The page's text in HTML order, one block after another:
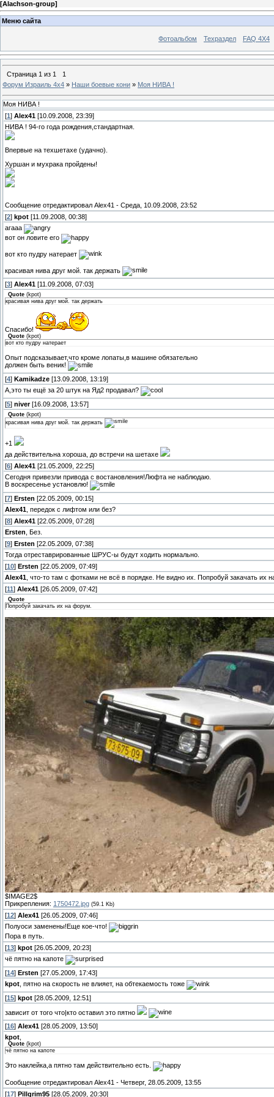
[Alachson-group]
Меню сайта
Фотоальбом Техраздел FAQ 4X4
Страница 1 из 1
1
Форум Израиль 4х4 » Наши боевые кони » Моя НИВА !
Моя НИВА !
[1] Alex41 [10.09.2008, 23:39]
НИВА ! 94-го года рождения,стандартная.
Впервые на техшетахе (удачно).
Хуршан и мухрака пройдены!
Сообщение отредактировал Alex41 - Среда, 10.09.2008, 23:52
[2] kpot [11.09.2008, 00:38]
агааа
вот он ловите его
вот кто пудру натерает
красивая нива друг мой. так держать
[3] Alex41 [11.09.2008, 07:03]
Quote (kpot)
красивая нива друг мой. так держать
Спасибо!
Quote (kpot)
вот кто пудру натерает
Опыт подсказывает,что кроме лопаты,в машине обязательно
должен быть веник!
[4] Kamikadze [13.09.2008, 13:19]
А,это ты ещё за 20 штук на Яд2 продавал?
[5] niver[16.09.2008, 13:57]
Quote (kpot)
красивая нива друг мой. так держать
+1
да действительна хороша, до встречи на шетахе
[6] Alex41 [21.05.2009, 22:25]
Сегодня привезли привода с востановления!Люфта не наблюдаю.
В воскресенье установлю!
[7] Ersten [22.05.2009, 00:15]
Alex41 , передок с лифтом или без?
[8] Alex41 [22.05.2009, 07:28]
Ersten , Без.
[9] Ersten [22.05.2009, 07:38]
Тогда отреставрированные ШРУС-ы будут ходить нормально.
[10] Ersten [22.05.2009, 07:49]
Alex41 , что-то там с фотками не всё в порядке. Не видно их. Попробуй закачать их
[11] Alex41 [26.05.2009, 07:42]
Quote
Попробуй закачать их на форум.
$IMAGE2$
Прикрепления: 1750472.jpg (59.1 Kb)
[12] Alex41 [26.05.2009, 07:46]
Полуоси заменены!Еще кое-что!
Пора в путь.
[13] kpot [26.05.2009, 20:23]
чё пятно на капоте
[14] Ersten [27.05.2009, 17:43]
kpot, пятно на скорость не влияет, на обтекаемость тоже
[15] kpot [28.05.2009, 12:51]
зависит от того что|кто оставил это пятно
[16] Alex41 [28.05.2009, 13:50]
kpot
Quote (kpot)
чё пятно на капоте
Это наклейка,а пятно там действительно есть.
Сообщение отредактировал Alex41 - Четверг, 28.05.2009, 13:55
[17] Pillgrim95 [28.05.2009, 20:30]